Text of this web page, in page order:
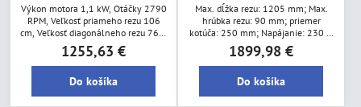
Výkon motora 1,1 kW, Otáčky 2790
RPM, Veľkosť priameho rezu 106
cm, Veľkosť diagonálneho rezu 76,5
x 76,5 cm, Hrúbka rezu 35 mm,
Priemer kotúča 200 mm, Hmotnosť
65 kg
1255,63 €
Do košíka
Max. dĺžka rezu: 1205 mm; Max.
hrúbka rezu: 90 mm; priemer
kotúča: 250 mm; Napájanie: 230 V,
Hmotnosť: 59,6 kg
1899,98 €
Do košíka